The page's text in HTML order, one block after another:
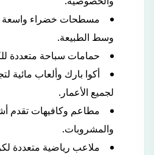
مسطحات خضراء واسعة
وسط الطبيعة.
حمامات سباحة متعددة
أكوا بارك وألعاب مائية
لجميع الأعمار.
مطاعم وكافيهات تقدم
والمشروبات.
ملاعب رياضية متعددة